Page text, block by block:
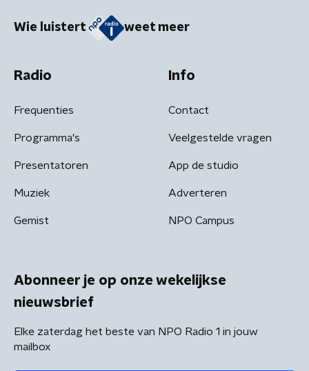
Wie luistert weet meer
Radio
Frequenties
Programma's
Presentatoren
Muziek
Gemist
Info
Contact
Veelgestelde vragen
App de studio
Adverteren
NPO Campus
Abonneer je op onze wekelijkse
nieuwsbrief
Elke zaterdag het beste van NPO Radio 1 in jouw
mailbox